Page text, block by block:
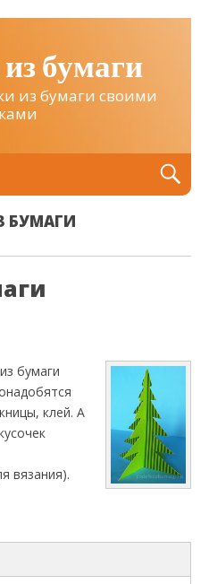
бумаги
из бумаги своими
БУМАГИ
бумаги
клей. А
вязания).